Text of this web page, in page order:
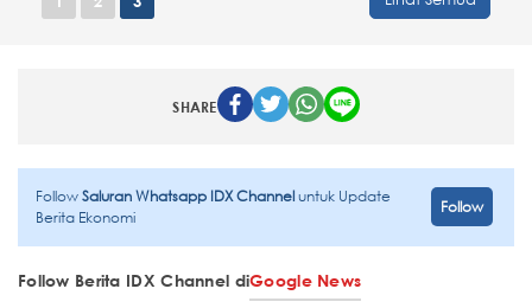
SHARE
FollowSaluran Whatsapp IDX Channeluntuk Update
Berita Ekonomi
Follow
Follow Berita IDX Channel diGoogle News